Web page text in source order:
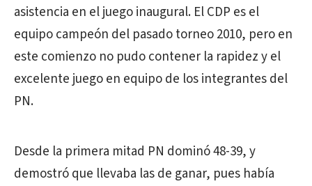
asistencia en el juego inaugural. El CDP es el
equipo campeón del pasado torneo 2010, pero en
este comienzo no pudo contener la rapidez y el
excelente juego en equipo de los integrantes del
PN.
Desde la primera mitad PN dominó 48-39, y
demostró que llevaba las de ganar, pues había